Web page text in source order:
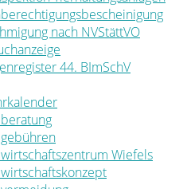
nach NVStättVO
44. BImSchV
Wiefels